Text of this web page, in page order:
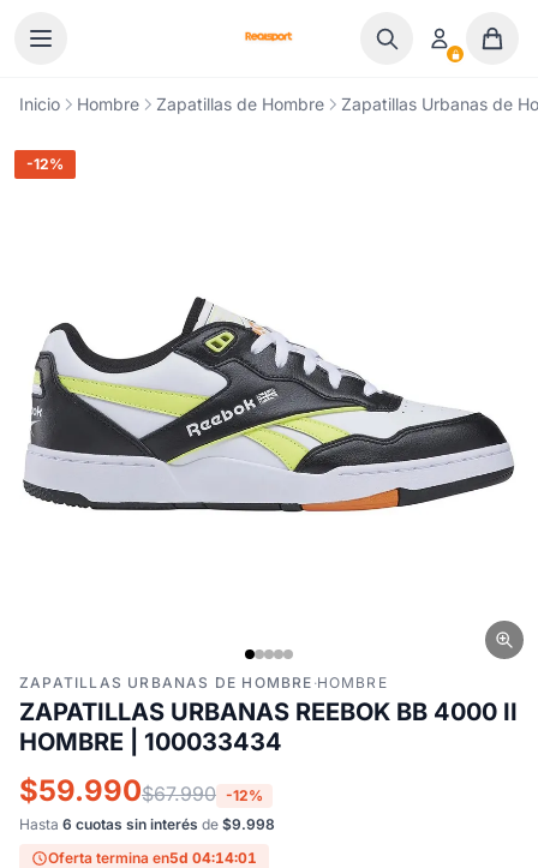
Inicio Hombre Zapatillas de Hombre Zapatillas Urbanas de
-12%
ZAPATILLAS URBANAS DE HOMBRE ·HOMBRE
ZAPATILLAS URBANAS REEBOK BB 4000 II
HOMBRE | 100033434
$59.990$67.990 -12%
Hasta 6 cuotas sin interés de $9.998
Oferta termina en5d 04:14:00